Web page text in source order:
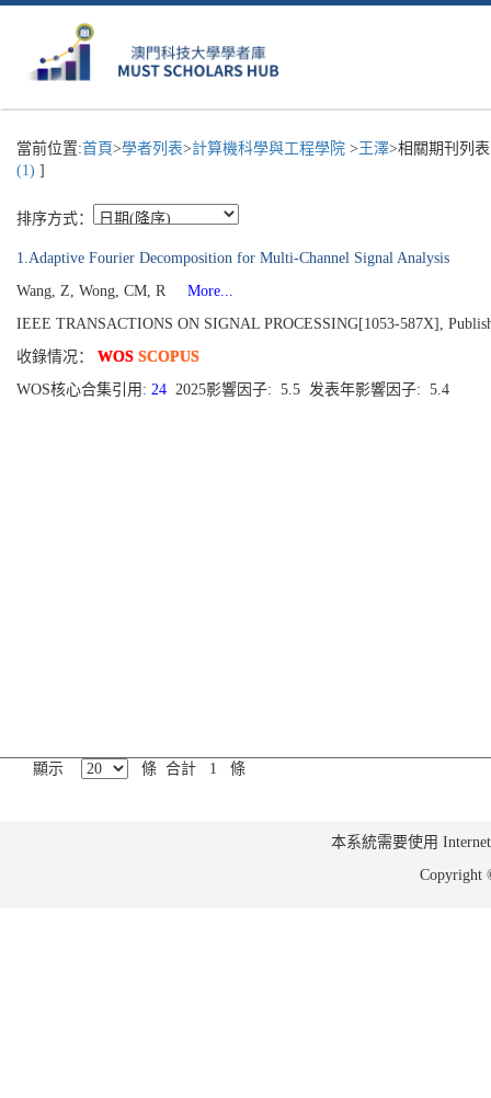
當前位置:首頁>學者列表>計算機科學與工程學院 > 王澤>相關期刊列
(1) ]
排序方式：
1.Adaptive Fourier Decomposition for Multi-Channel Signal Analysis
Wang, Z, Wong, CM, R
More...
IEEE TRANSACTIONS ON SIGNAL PROCESSING[1053-587X],
收錄情况： WOS SCOPUS
WOS核心合集引用: 24 2025影響因子: 5.5 发表年影響因子: 5.4
顯示 條 合計 1 條
本系統需要使用
Copyright